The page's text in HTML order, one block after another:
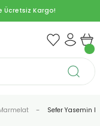
Ücretsiz Kargo!
Sefer Yasemin